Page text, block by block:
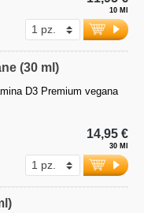
10 Ml
(30 ml)
D3 Premium vegana
30 Ml
14,95 €